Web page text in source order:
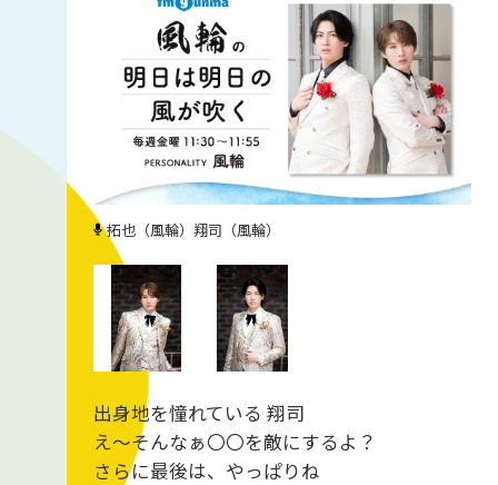
拓也（風輪） 翔司（風輪）
出身地を憧れている 翔司
え～そんなぁ〇〇を敵にするよ？
さらに最後は、やっぱりね